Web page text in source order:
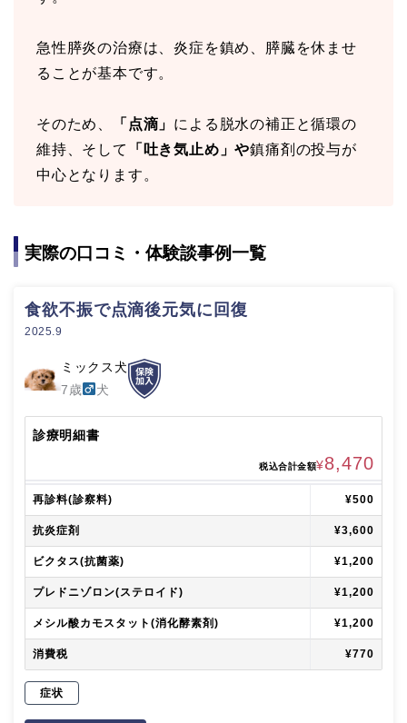
急性膵炎の治療は、炎症を鎮め、膵臓を休ませ
ることが基本です。
そのため、 「点滴」 による脱水の補正と循環の
維持、そして
「吐き気止め」や鎮痛剤の投与が
中心となります。
実際の口コミ・体験談事例一覧
食欲不振で点滴後元気に回復
2025.9
ミックス犬
7歳
犬
診療明細書
税込合計金額¥8,470
再診料(診察料) ¥500
抗炎症剤 ¥3,600
ビクタス(抗菌薬) ¥1,200
プレドニゾロン(ステロイド) ¥1,200
メシル酸カモスタット(消化酵素剤) ¥1,200
消費税 ¥770
症状